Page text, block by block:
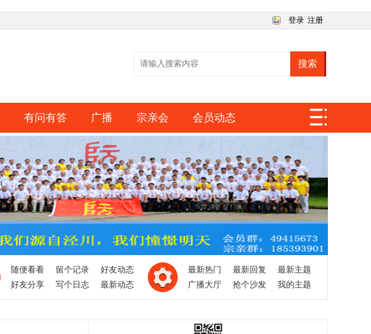
登录 注册
搜索
有问有答 广播 宗亲会 会员动态
随便看看 留个记录
好友动态
好友分享
写个日志 最新动态
最新热门 最新回复
最新主题
广播大厅
抢个沙发 我的主题